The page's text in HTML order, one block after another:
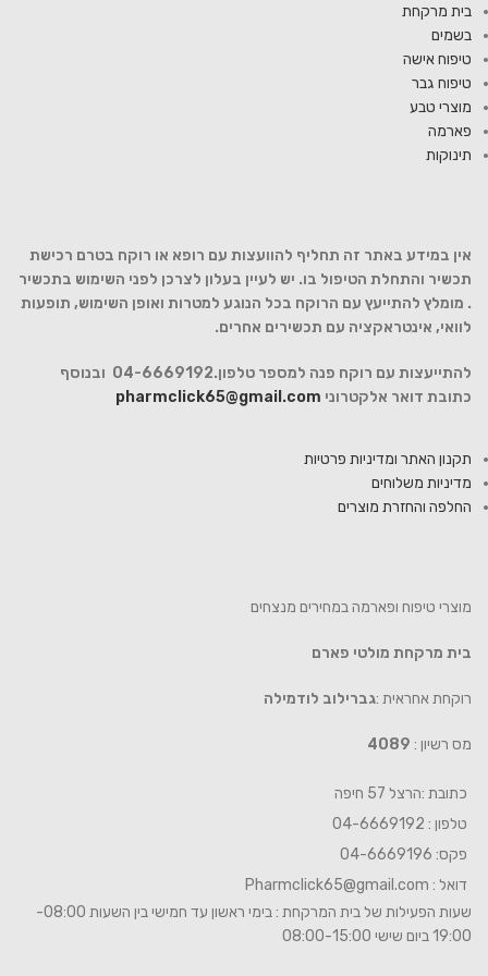
בית מרקחת
בשמים
טיפוח אישה
טיפוח גבר
מוצרי טבע
פארמה
תינוקות
אין במידע באתר זה תחליף להוועצות עם רופא או רוקח בטרם רכישת
תכשיר והתחלת הטיפול בו. יש לעיין בעלון לצרכן לפני השימוש בתכשיר
. מומלץ להתייעץ עם הרוקח בכל הנוגע למטרות ואופן השימוש, תופעות
לוואי, אינטראקציה עם תכשירים אחרים.
להתייעצות עם רוקח פנה למספר טלפון.04-6669192 ובנוסף
כתובת דואר אלקטרוני pharmclick65@gmail.com
תקנון האתר ומדיניות פרטיות
מדיניות משלוחים
החלפה והחזרת מוצרים
מוצרי טיפוח ופארמה במחירים מנצחים
בית מרקחת מולטי פארם
רוקחת אחראית :גברילוב לודמילה
מס רשיון : 4089
כתובת :הרצל 57 חיפה
טלפון : 04-6669192
פקס: 04-6669196
דואל : Pharmclick65@gmail.com
שעות הפעילות של בית המרקחת : בימי ראשון עד חמישי בין השעות 08:00-
19:00 ביום שישי 08:00-15:00